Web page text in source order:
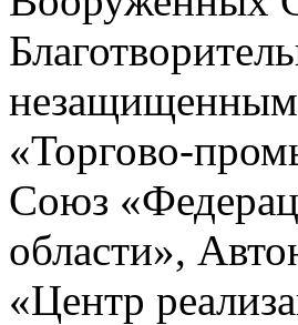
незащищенным
«Торгово-
Союз
области»,
«Центр